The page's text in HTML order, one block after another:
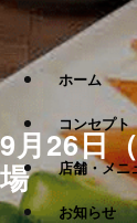
ホーム
コンセプト
店舗・メニ
お知らせ
9月26日
場